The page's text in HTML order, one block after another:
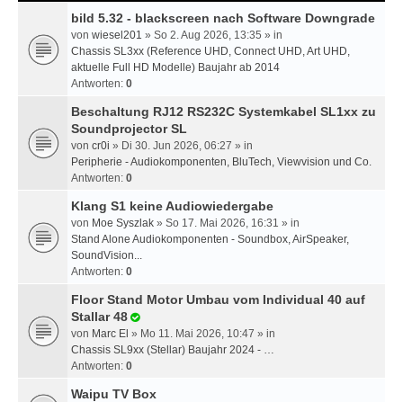
bild 5.32 - blackscreen nach Software Downgrade
von wiesel201 » So 2. Aug 2026, 13:35 » in
Chassis SL3xx (Reference UHD, Connect UHD, Art UHD,
aktuelle Full HD Modelle) Baujahr ab 2014
Antworten: 0
Beschaltung RJ12 RS232C Systemkabel SL1xx zu
Soundprojector SL
von cr0i » Di 30. Jun 2026, 06:27 » in
Peripherie - Audiokomponenten, BluTech, Viewvision und Co.
Antworten: 0
Klang S1 keine Audiowiedergabe
von Moe Syszlak » So 17. Mai 2026, 16:31 » in
Stand Alone Audiokomponenten - Soundbox, AirSpeaker,
SoundVision...
Antworten: 0
Floor Stand Motor Umbau vom Individual 40 auf
Stallar 48
von Marc El » Mo 11. Mai 2026, 10:47 » in
Chassis SL9xx (Stellar) Baujahr 2024 - …
Antworten: 0
Waipu TV Box